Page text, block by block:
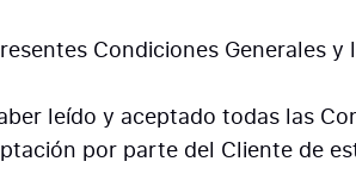
Condiciones Generales y
leído y aceptado todas las
por parte del Cliente de